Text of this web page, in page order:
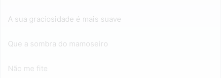
A sua graciosidade é mais suave
Que a sombra do mamoseiro
Não me fite